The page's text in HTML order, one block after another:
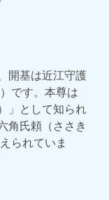
開基は近江守護
です。本尊は
」として知られ
角氏頼（ささき
られていま